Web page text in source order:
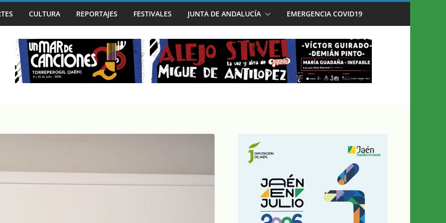
CAPITAL MUNDIAL DEL BLUES EN SU 30º ANIVERSARIO
LA MANO EN UN MAR DE CANCIONES, SEGUNDA PARADA DE ‘JAÉN EN JULIO’
CULTURA REPORTAJES FESTIVALES JUNTA DE ANDALUCÍA EMERGENCIA COVID19